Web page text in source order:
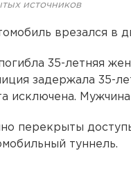
источников
врезался в
35-летняя
задержала 35-
исключена.
перекрыты
туннель.